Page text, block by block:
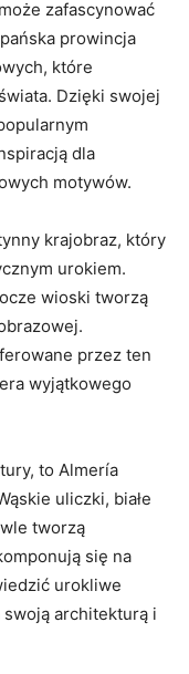
zafascynować
prowincja
które
Dzięki swojej
dla
motywów.
krajobraz, który
⁢urokiem.
wioski​ tworzą
przez ten
‌wyjątkowego
to​ Almería
uliczki, białe
tworzą
⁢się na
urokliwe⁢
architekturą i